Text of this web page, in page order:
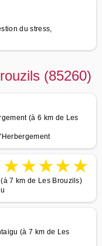
du stress,
(85260)
(à 6 km de Les
★★★★★
7 km de Les Brouzils)
(à 7 km de Les